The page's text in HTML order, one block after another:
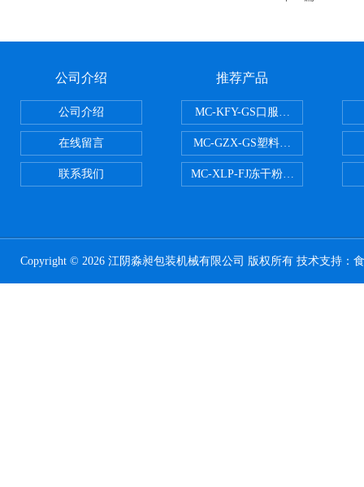
公司介绍
公司介绍
在线留言
联系我们
推荐产品
MC-KFY-GS口服液灌装线
MC-GZX-GS塑料瓶高速跟踪式灌
MC-XLP-FJ冻干粉西林瓶灌装机
Copyright © 2026 江阴淼昶包装机械有限公司 版权所有 技术支持：